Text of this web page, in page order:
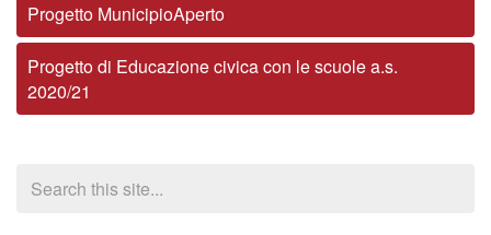
Progetto MunicipioAperto
Progetto di Educazione civica con le scuole a.s.
2020/21